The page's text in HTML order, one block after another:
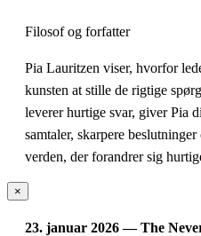
Filosof og forfatter
Pia Lauritzen viser, hvorfor
kunsten at stille de rigtige
leverer hurtige svar, giver Pia
samtaler, skarpere
verden, der forandrer sig
×
23. januar 2026 — The